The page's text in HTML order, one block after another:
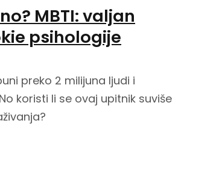
MBTI: valjan
psihologije
preko 2 milijuna ljudi i
koristi li se ovaj upitnik suviše